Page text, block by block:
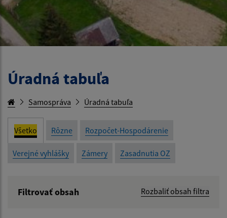
Úradná tabuľa
Samospráva Úradná tabuľa
Všetko Rôzne Rozpočet-Hospodárenie
Verejné vyhlášky Zámery Zasadnutia OZ
Filtrovať obsah Rozbaliť obsah filtra